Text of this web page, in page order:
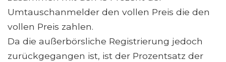
Umtauschanmelder den vollen Preis die den
vollen Preis zahlen.
Da die außerbörsliche Registrierung jedoch
zurückgegangen ist, ist der Prozentsatz der